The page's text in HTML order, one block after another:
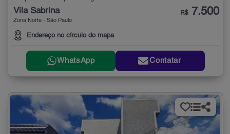
Vila Sabrina
Zona Norte - São Paulo
Endereço no círculo do mapa
R$ 7.500
WhatsApp Contatar